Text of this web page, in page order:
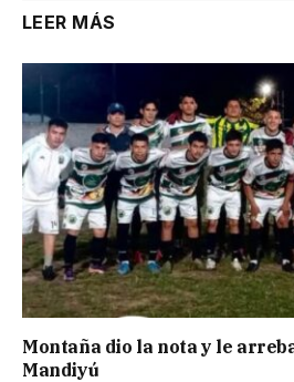
LEER MÁS
Montaña dio la nota y le
Mandiyú